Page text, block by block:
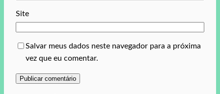
Site
Salvar meus dados neste navegador para a próxima
vez que eu comentar.